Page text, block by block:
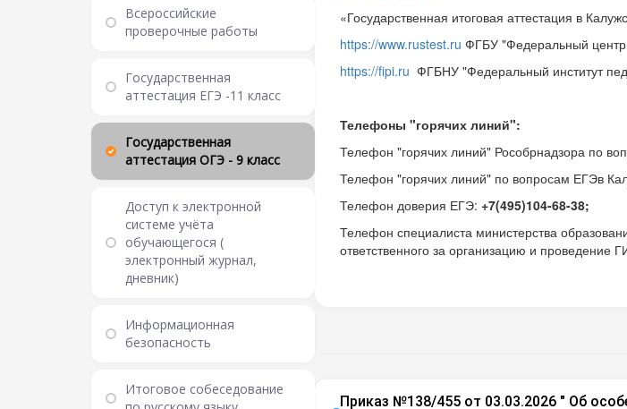
Всероссийские
проверочные работы
Государственная
аттестация ЕГЭ -11 класс
Государственная
аттестация ОГЭ - 9 класс
Доступ к электронной
системе учёта
обучающегося (
электронный журнал,
дневник)
Информационная
безопасность
Итоговое собеседование
«Государственная итоговая аттестация в
https://www.rustest.ru ФГБУ "Федеральный центр
https://fipi.ru ФГБНУ "Федеральный институт
Телефоны "горячих линий":
Телефон "горячих линий" Рособрнадзора по
Телефон "горячих линий" по вопросам ЕГЭв
Телефон доверия ЕГЭ: +7(495)104-68-38;
Телефон специалиста министерства
ответственного за организацию и проведение
Приказ №138/455 от 03.03.2026 " Об